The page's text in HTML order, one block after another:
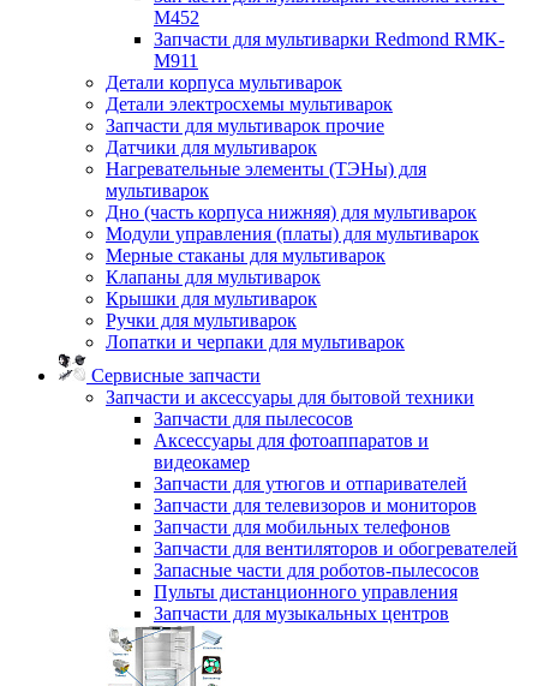
M452
Запчасти для мультиварки Redmond RMK-
M911
Детали корпуса мультиварок
Детали электросхемы мультиварок
Запчасти для мультиварок прочие
Датчики для мультиварок
Нагревательные элементы (ТЭНы) для
мультиварок
Дно (часть корпуса нижняя) для мультиварок
Модули управления (платы) для мультиварок
Мерные стаканы для мультиварок
Клапаны для мультиварок
Крышки для мультиварок
Ручки для мультиварок
Лопатки и черпаки для мультиварок
Сервисные запчасти
Запчасти и аксессуары для бытовой техники
Запчасти для пылесосов
Аксессуары для фотоаппаратов и
видеокамер
Запчасти для утюгов и отпаривателей
Запчасти для телевизоров и мониторов
Запчасти для мобильных телефонов
Запчасти для вентиляторов и обогревателей
Запасные части для роботов-пылесосов
Пульты дистанционного управления
Запчасти для музыкальных центров